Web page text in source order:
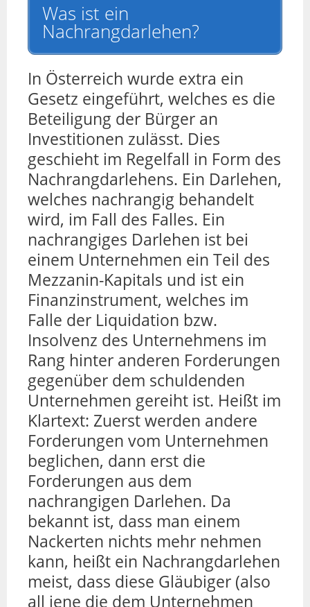
Was ist ein
Nachrangdarlehen?
In Österreich wurde extra ein
Gesetz eingeführt, welches es die
Beteiligung der Bürger an
Investitionen zulässt. Dies
geschieht im Regelfall in Form des
Nachrangdarlehens. Ein Darlehen,
welches nachrangig behandelt
wird, im Fall des Falles. Ein
nachrangiges Darlehen ist bei
einem Unternehmen ein Teil des
Mezzanin-Kapitals und ist ein
Finanzinstrument, welches im
Falle der Liquidation bzw.
Insolvenz des Unternehmens im
Rang hinter anderen Forderungen
gegenüber dem schuldenden
Unternehmen gereiht ist. Heißt im
Klartext: Zuerst werden andere
Forderungen vom Unternehmen
beglichen, dann erst die
Forderungen aus dem
nachrangigen Darlehen. Da
bekannt ist, dass man einem
Nackerten nichts mehr nehmen
kann, heißt ein Nachrangdarlehen
meist, dass diese Gläubiger (also
all jene die dem Unternehmen